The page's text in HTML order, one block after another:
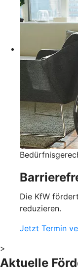
Die KfW
reduzieren.
Jetzt Termin
>
Aktuelle